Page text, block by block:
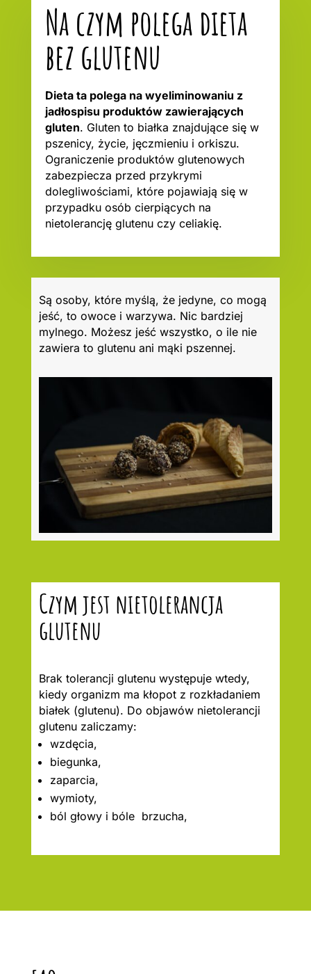
Na czym polega dieta
bez glutenu
Dieta ta polega na wyeliminowaniu z
jadłospisu produktów zawierających
gluten. Gluten to białka znajdujące się w
pszenicy, życie, jęczmieniu i orkiszu.
Ograniczenie produktów glutenowych
zabezpiecza przed przykrymi
dolegliwościami, które pojawiają się w
przypadku osób cierpiących na
nietolerancję glutenu czy celiakię.
Są osoby, które myślą, że jedyne, co mogą
jeść, to owoce i warzywa. Nic bardziej
mylnego. Możesz jeść wszystko, o ile nie
zawiera to glutenu ani mąki pszennej.
Czym jest nietolerancja
glutenu
Brak tolerancji glutenu występuje wtedy,
kiedy organizm ma kłopot z rozkładaniem
białek (glutenu). Do objawów nietolerancji
glutenu zaliczamy:
wzdęcia,
biegunka,
zaparcia,
wymioty,
ból głowy i bóle brzucha,